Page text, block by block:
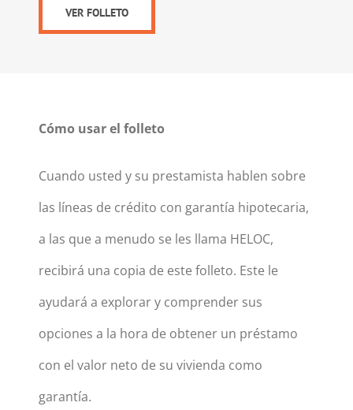
VER FOLLETO
Cómo usar el folleto
Cuando usted y su prestamista hablen sobre
las líneas de crédito con garantía hipotecaria,
a las que a menudo se les llama HELOC,
recibirá una copia de este folleto. Este le
ayudará a explorar y comprender sus
opciones a la hora de obtener un préstamo
con el valor neto de su vivienda como
garantía.